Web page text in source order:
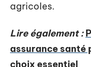
agricoles.
Lire également :
assurance santé
choix essentiel